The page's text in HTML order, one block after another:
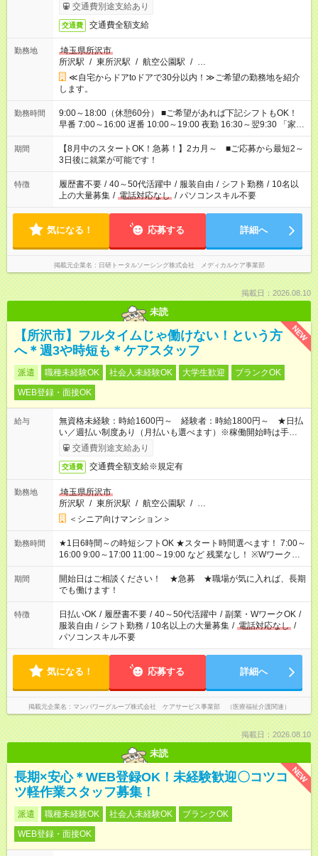
交通費別途支給あり
交通費 交通費全額支給
勤務地
埼玉県所沢市
所沢駅 / 東所沢駅 / 航空公園駅 / …
≪自宅からドアtoドアで30分以内！≫ご希望の勤務地を紹介
します。
勤務時間
9:00～18:00（休憩60分） ■ご希望があれば下記シフトもOK！
早番 7:00～16:00 遅番 10:00～19:00 夜勤 16:30～翌9:30 「家族
と休みを合わせたい」 「余裕を持って夕飯の準備がしたい」
「できれば残業はしたくない」 など、ご希望を教えてください
ね。 ※Wワーク希望の方へ 今ご覧のお仕事で希望する勤務時間
と、もう1つのお仕事の勤務時間。 合計で週40時間を超える場
合は応募できません。
期間
【8月中のスタートOK！急募！】2カ月～ ■ご応募から最短2～
3日後に就業が可能です！
特徴 履歴書不要 / 40～50代活躍中 / 服装自由 / シフト勤務 / 10名以
上の大量募集 / 電話対応なし / パソコンスキル不要
気になる！ 応募する 詳細へ
掲載元企業名 日研トータルソーシング株式会社 メディカルケア事業部
掲載日：2026.08.10
未読
NEW
【所沢市】フルタイムじゃ働けない！という方
へ＊週3や時短も＊ケアスタッフ
派遣 職種未経験OK 社会人未経験OK 大学生歓迎
ブランクOK
WEB登録・面接OK
給与
無資格未経験：時給1600円～ 経験者：時給1800円～ ★日払
い／週払い制度あり（月払いも選べます）※稼働開始時は手続き
完了次第のお支払いとなります。
交通費別途支給あり
交通費 交通費全額支給※規定有
勤務地
埼玉県所沢市
所沢駅 / 東所沢駅 / 航空公園駅 / …
＜シニア向けマンション＞
勤務時間
★1日6時間～の時短シフトOK ★スタート時間選べます！ 7:00～
16:00 9:00～17:00 11:00～19:00 など 残業なし！ ※Wワークの
場合、他のお仕事と合わせ週40時間超の就業はご案内できませ
ん ※法令に基づき、週20時間以上勤務は社会保険への加入対象
となります ※労働者派遣法（日雇い派遣の原則禁止）により、
短時間・短期間の就業はご案内が難しい場合があります
期間
開始日はご相談ください！ ★急募 ★職場が気に入れば、長期
でも働けます！
特徴 日払いOK / 履歴書不要 / 40～50代活躍中 / 副業・WワークOK /
服装自由 / シフト勤務 / 10名以上の大量募集 / 電話対応なし /
パソコンスキル不要
気になる！ 応募する 詳細へ
掲載元企業名 マンパワーグループ株式会社 ケアサービス事業部 （医療福祉介護関連）
掲載日：2026.08.10
未読
NEW
長期×安心＊WEB登録OK！未経験歓迎〇コツコ
ツ軽作業スタッフ募集！
派遣 職種未経験OK 社会人未経験OK
ブランクOK
WEB登録・面接OK